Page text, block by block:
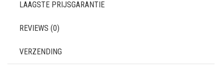
LAAGSTE PRIJSGARANTIE
REVIEWS (0)
VERZENDING